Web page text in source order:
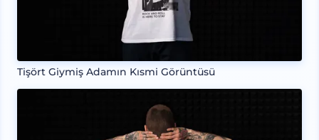
Tişört Giymiş Adamın Kısmi Görüntüsü